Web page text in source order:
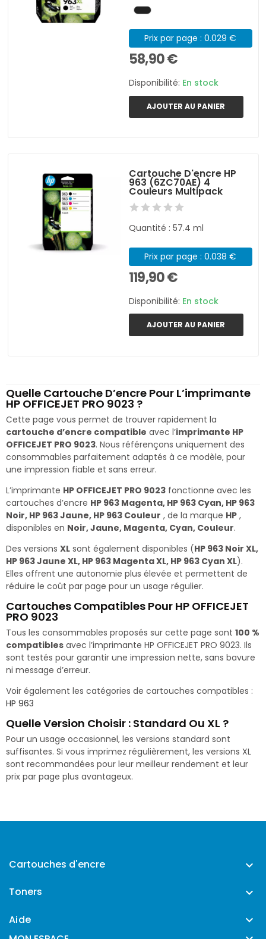
Prix par page : 0.029 €
58,90 €
Disponibilité: En stock
AJOUTER AU PANIER
Cartouche D'encre HP
963 (6ZC70AE) 4
Couleurs Multipack
Quantité : 57.4 ml
Prix par page : 0.038 €
119,90 €
Disponibilité: En stock
AJOUTER AU PANIER
Quelle Cartouche D’encre Pour L’imprimante
HP OFFICEJET PRO 9023 ?
Cette page vous permet de trouver rapidement la
cartouche d’encre compatible avec l’imprimante HP
OFFICEJET PRO 9023. Nous référençons uniquement des
consommables parfaitement adaptés à ce modèle, pour
une impression fiable et sans erreur.
L’imprimante HP OFFICEJET PRO 9023 fonctionne avec les
cartouches d’encre HP 963 Magenta, HP 963 Cyan, HP 963
Noir, HP 963 Jaune, HP 963 Couleur , de la marque HP ,
disponibles en Noir, Jaune, Magenta, Cyan, Couleur.
Des versions XL sont également disponibles (HP 963 Noir XL,
HP 963 Jaune XL, HP 963 Magenta XL, HP 963 Cyan XL).
Elles offrent une autonomie plus élevée et permettent de
réduire le coût par page pour un usage régulier.
Cartouches Compatibles Pour HP OFFICEJET
PRO 9023
Tous les consommables proposés sur cette page sont 100 %
compatibles avec l’imprimante HP OFFICEJET PRO 9023. Ils
sont testés pour garantir une impression nette, sans bavure
ni message d’erreur.
Voir également les catégories de cartouches compatibles :
HP 963
Quelle Version Choisir : Standard Ou XL ?
Pour un usage occasionnel, les versions standard sont
suffisantes. Si vous imprimez régulièrement, les versions XL
sont recommandées pour leur meilleur rendement et leur
prix par page plus avantageux.
Cartouches d'encre 
Toners 
Aide 